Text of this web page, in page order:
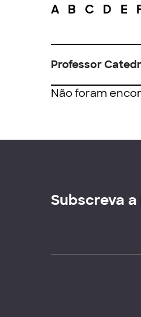
A B C D E
Professor
Não foram
Subscreva